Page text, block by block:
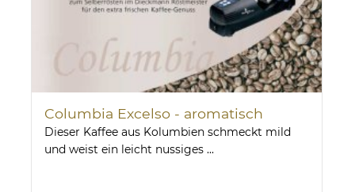
Columbia Excelso - aromatisch
Dieser Kaffee aus Kolumbien schmeckt mild
und weist ein leicht nussiges ...